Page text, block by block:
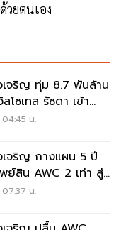
ยตนเอง
เจริญ ทุ่ม 8.7 พันล้าน
โซเทล รัชดา เข้า
น.
เจริญ กางแผน 5 ปี
AWC 2 เท่า สู่
าน
น.